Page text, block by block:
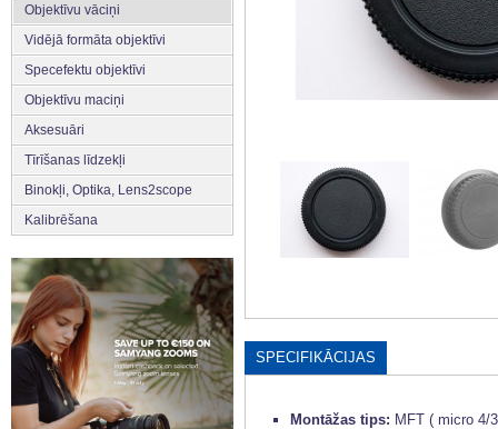
Objektīvu vāciņi
Vidējā formāta objektīvi
Specefektu objektīvi
Objektīvu maciņi
Aksesuāri
Tīrīšanas līdzekļi
Binokļi, Optika, Lens2scope
Kalibrēšana
SPECIFIKĀCIJAS
Montāžas tips: MFT ( micro 4/